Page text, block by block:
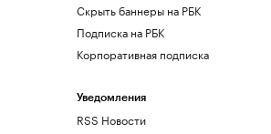
Скрыть баннеры на РБК
Подписка на РБК
Корпоративная подписка
Уведомления
RSS Новости